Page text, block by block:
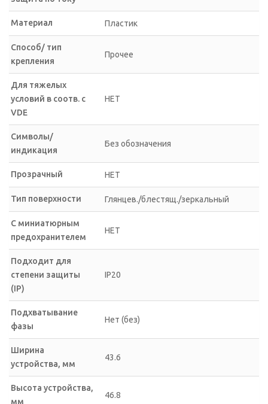
Материал Пластик
Способ/ тип
крепления
Прочее
Для тяжелых
условий в соотв. с
VDE
НЕТ
Символы/
индикация
Без обозначения
Прозрачный НЕТ
Тип поверхности Глянцев./блестящ./зеркальный
С миниатюрным
предохранителем
НЕТ
Подходит для
степени защиты
(IP)
IP20
Подхватывание
фазы
Нет (без)
Ширина
устройства, мм
43.6
Высота устройства,
мм
46.8